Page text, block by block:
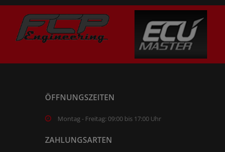
ÖFFNUNGSZEITEN
Montag - Freitag: 09:00 bis 17:00 Uhr
ZAHLUNGSARTEN